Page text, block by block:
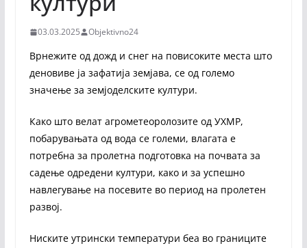
03.03.2025 Objektivno24
Врнежите од дожд и снег на повисоките места што
деновиве ја зафатија земјава, се од големо
значење за земјоделските култури.
Како што велат агрометеоролозите од УХМР,
побарувањата од вода се големи, влагата е
потребна за пролетна подготовка на почвата за
садење одредени култури, како и за успешно
навлегување на посевите во период на пролетен
развој.
Ниските утрински температури беа во границите